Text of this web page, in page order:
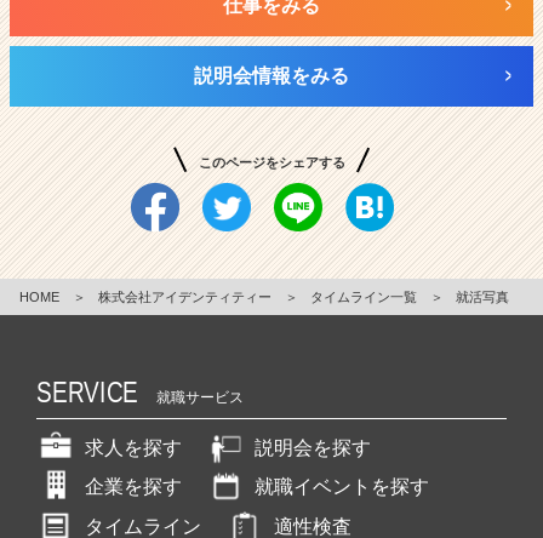
仕事をみる
説明会情報をみる
このページをシェアする
HOME ＞ 株式会社アイデンティティー ＞ タイムライン一覧 ＞ 就活写真
SERVICE 就職サービス
求人を探す
説明会を探す
企業を探す
就職イベントを探す
タイムライン
適性検査